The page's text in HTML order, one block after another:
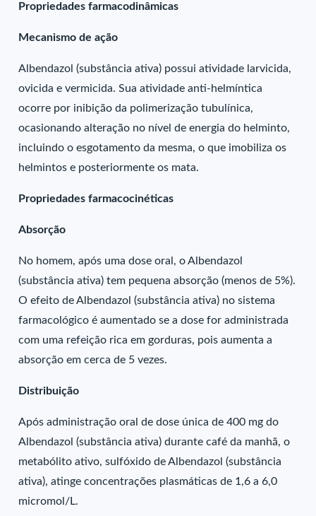
Propriedades farmacodinâmicas
Mecanismo de ação
Albendazol (substância ativa) possui atividade larvicida,
ovicida e vermicida. Sua atividade anti-helmíntica
ocorre por inibição da polimerização tubulínica,
ocasionando alteração no nível de energia do helminto,
incluindo o esgotamento da mesma, o que imobiliza os
helmintos e posteriormente os mata.
Propriedades farmacocinéticas
Absorção
No homem, após uma dose oral, o Albendazol
(substância ativa) tem pequena absorção (menos de 5%).
O efeito de Albendazol (substância ativa) no sistema
farmacológico é aumentado se a dose for administrada
com uma refeição rica em gorduras, pois aumenta a
absorção em cerca de 5 vezes.
Distribuição
Após administração oral de dose única de 400 mg do
Albendazol (substância ativa) durante café da manhã, o
metabólito ativo, sulfóxido de Albendazol (substância
ativa), atinge concentrações plasmáticas de 1,6 a 6,0
micromol/L.